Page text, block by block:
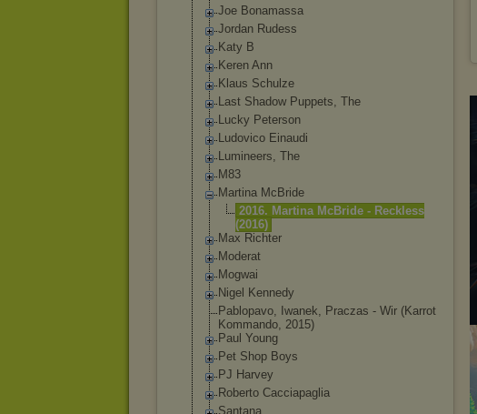
Joe Bonamassa
Jordan Rudess
Katy B ‎
Keren Ann
Klaus Schulze
Last Shadow Puppets, The
Lucky Peterson
Ludovico Einaudi
Lumineers, The
M83
Martina McBride
2016. Martina McBride - Reckless
(2016)
Max Richter
Moderat
Mogwai
Nigel Kennedy
Pablopavo, Iwanek, Praczas - Wir (Karrot
Kommando, 2015)
Paul Young
Pet Shop Boys
PJ Harvey
Roberto Cacciapaglia
Santana